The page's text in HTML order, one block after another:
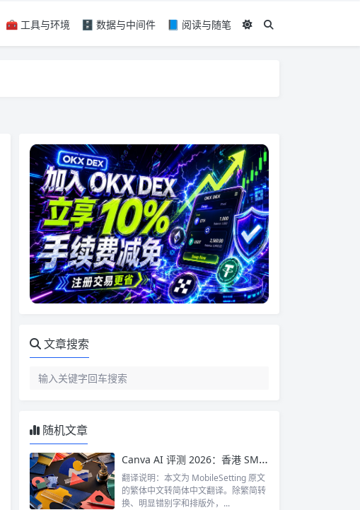
🧰 工具与环境 🗄️ 数据与中间件 📘 阅读与随笔
文章搜索
随机文章
Canva AI 评测 2026：香港 SMB 设计师点睇？Magic Design 实测
翻译说明：本文为 MobileSetting 原文
的繁体中文转简体中文翻译。除繁简转
换、明显错别字和排版外，...